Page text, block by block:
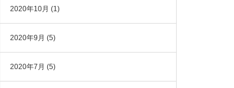
2020年10月 (1)
2020年9月 (5)
2020年7月 (5)